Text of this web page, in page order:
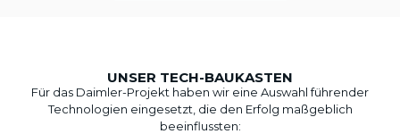
UNSER TECH-BAUKASTEN
Für das Daimler-Projekt haben wir eine Auswahl führender
Technologien eingesetzt , die den Erfolg maßgeblich
beeinflussten: